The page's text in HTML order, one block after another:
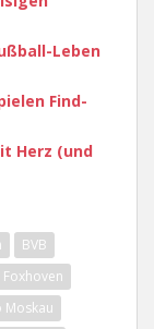
Leben
Find-
Herz (und
BVB
Moskau